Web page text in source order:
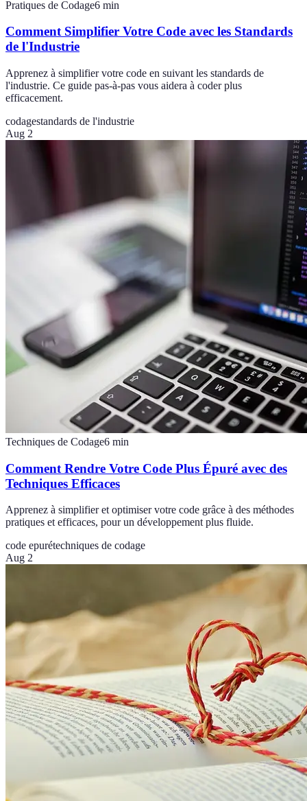
Pratiques de Codage6 min
Comment Simplifier Votre Code avec les Standards
de l'Industrie
Apprenez à simplifier votre code en suivant les standards de
l'industrie. Ce guide pas-à-pas vous aidera à coder plus
efficacement.
codagestandards de l'industrie
Aug 2
Techniques de Codage6 min
Comment Rendre Votre Code Plus Épuré avec des
Techniques Efficaces
Apprenez à simplifier et optimiser votre code grâce à des méthodes
pratiques et efficaces, pour un développement plus fluide.
code epurétechniques de codage
Aug 2